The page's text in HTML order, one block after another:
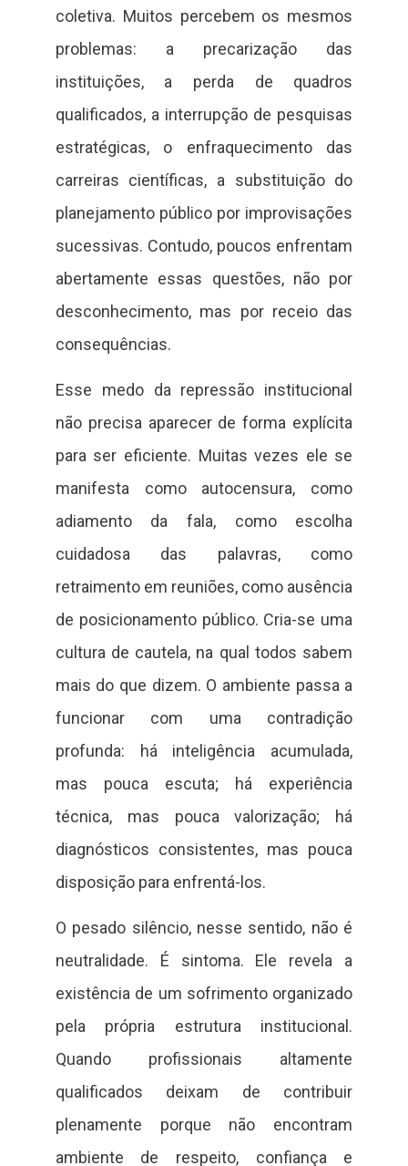
coletiva. Muitos percebem os mesmos
problemas: a precarização das
instituições, a perda de quadros
qualificados, a interrupção de pesquisas
estratégicas, o enfraquecimento das
carreiras científicas, a substituição do
planejamento público por improvisações
sucessivas. Contudo, poucos enfrentam
abertamente essas questões, não por
desconhecimento, mas por receio das
consequências.
Esse medo da repressão institucional
não precisa aparecer de forma explícita
para ser eficiente. Muitas vezes ele se
manifesta como autocensura, como
adiamento da fala, como escolha
cuidadosa das palavras, como
retraimento em reuniões, como ausência
de posicionamento público. Cria-se uma
cultura de cautela, na qual todos sabem
mais do que dizem. O ambiente passa a
funcionar com uma contradição
profunda: há inteligência acumulada,
mas pouca escuta; há experiência
técnica, mas pouca valorização; há
diagnósticos consistentes, mas pouca
disposição para enfrentá-los.
O pesado silêncio, nesse sentido, não é
neutralidade. É sintoma. Ele revela a
existência de um sofrimento organizado
pela própria estrutura institucional.
Quando profissionais altamente
qualificados deixam de contribuir
plenamente porque não encontram
ambiente de respeito, confiança e